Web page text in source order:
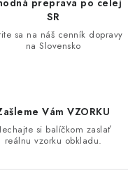
preprava po celej
SR
sa na náš cenník dopravy
na Slovensko
Vám VZORKU
si balíčkom zaslať
reálnu vzorku obkladu.